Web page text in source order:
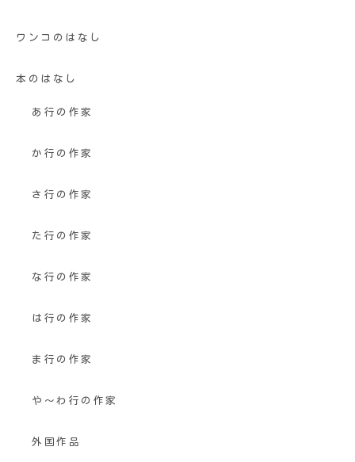
ワンコのはなし
本のはなし
あ行の作家
か行の作家
さ行の作家
た行の作家
な行の作家
は行の作家
ま行の作家
や〜わ行の作家
外国作品